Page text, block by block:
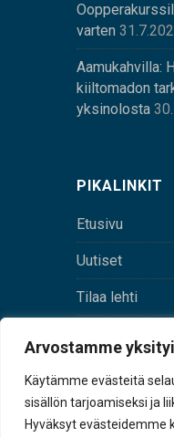
Arvostamme
Käytämme evästeitä
sisällön tarjoamiseksi ja
Hyväksyt evästeidemme
varten
Aamukahvilla:
kiiltomadon
yksinolosta
PIKALINKIT
Etusivu
Uutiset
Tilaa lehti